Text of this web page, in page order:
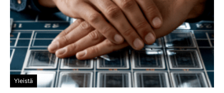
Yleistä